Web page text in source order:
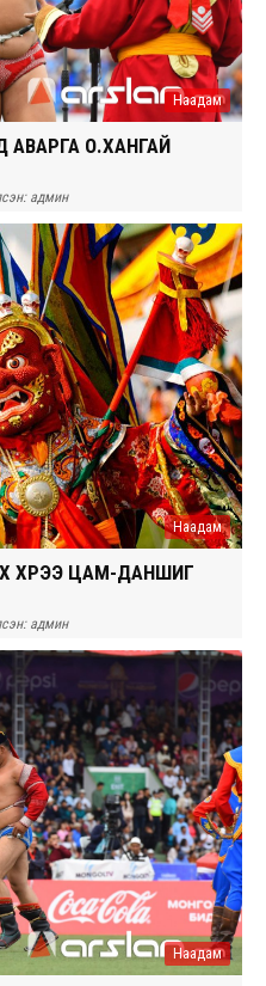
Наадам
О.ХАНГАЙ
админ
Наадам
ХҮРЭЭ ЦАМ-ДАНШИГ
админ
Наадам